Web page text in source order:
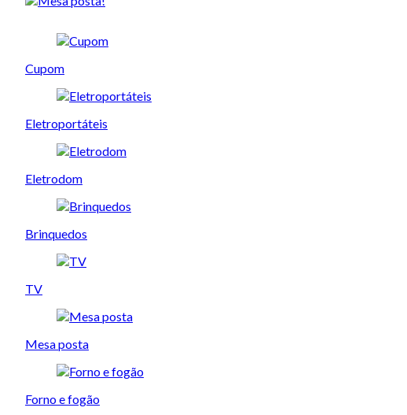
Cupom
Eletroportáteis
Eletrodom
Brinquedos
TV
Mesa posta
Forno e fogão